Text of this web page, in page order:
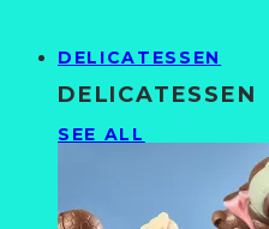
DELICATESSEN
DELICATESSEN
SEE ALL